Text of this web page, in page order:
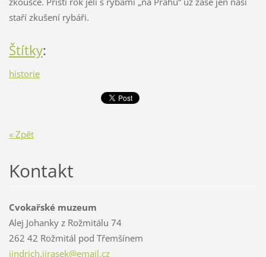
staří zkušení rybáři.
Štítky:
historie
« Zpět
Kontakt
Cvokařské muzeum
Alej Johanky z Rožmitálu 74
262 42 Rožmitál pod Třemšínem
jindrich.jirasek@email.cz